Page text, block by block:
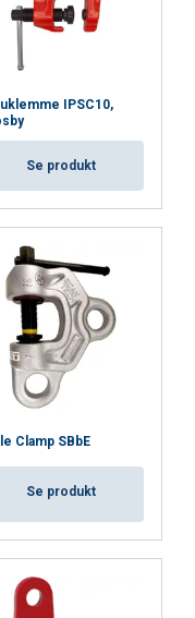
IPSC10,
Se produkt
Clamp SBbE
Se produkt